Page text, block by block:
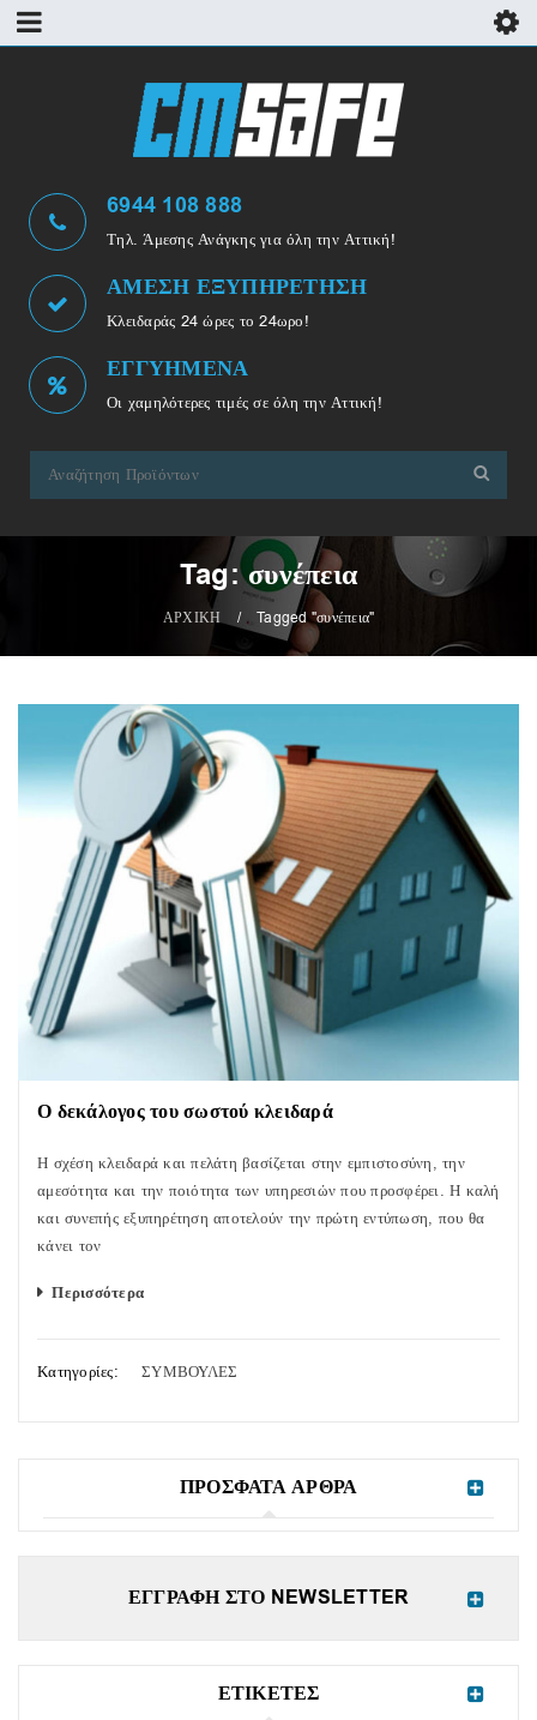
6944 108 888
Τηλ. Άμεσης Ανάγκης για όλη την Αττική!
ΑΜΕΣΗ ΕΞΥΠΗΡΕΤΗΣΗ
Κλειδαράς 24 ώρες το 24ωρο!
ΕΓΓΥΗΜΕΝΑ
Οι χαμηλότερες τιμές σε όλη την Αττική!
Tag: συνέπεια
ΑΡΧΙΚΗ / Tagged "συνέπεια"
Ο δεκάλογος του σωστού κλειδαρά
Η σχέση κλειδαρά και πελάτη βασίζεται στην εμπιστοσύνη, την
αμεσότητα και την ποιότητα των υπηρεσιών που προσφέρει. Η καλή
και συνεπής εξυπηρέτηση αποτελούν την πρώτη εντύπωση, που θα
κάνει τον
Περισσότερα
Κατηγορίες: ΣΥΜΒΟΥΛΕΣ
ΠΡΟΣΦΑΤΑ ΑΡΘΡΑ
ΕΓΓΡΑΦΗ ΣΤΟ NEWSLETTER
ΕΤΙΚΕΤΕΣ